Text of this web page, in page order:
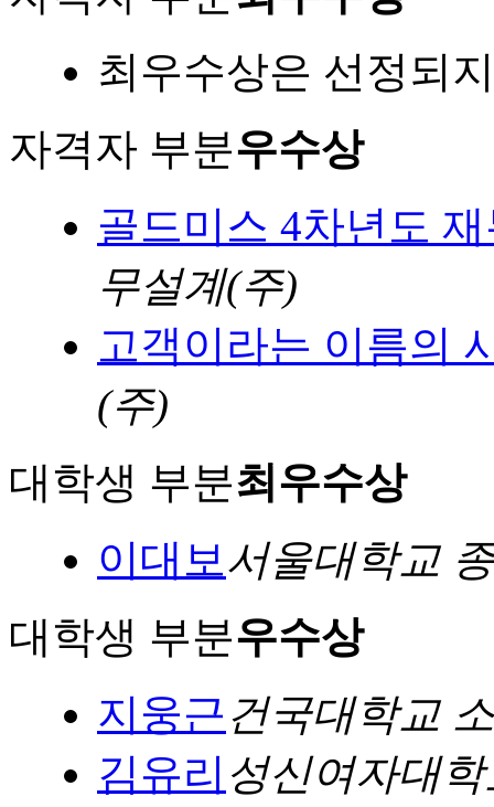
최우수상은 선정되
자격자 부분우수상
골드미스 4차년도
무설계(주)
고객이라는 이름의
(주)
대학생 부분최우수상
이대보서울대학교
대학생 부분우수상
지웅근건국대학교
김유리 성신여자대